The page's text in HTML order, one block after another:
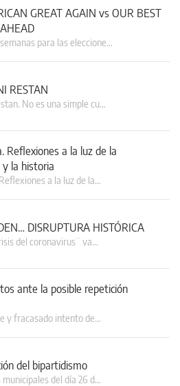
GREAT AGAIN vs OUR BEST
para las eleccione…
RESTAN
No es una simple cu…
Reflexiones a la luz de la
la historia
a la luz de la…
DISRUPTURA HISTÓRICA
del coronavirus¨ va…
ante la posible repetición
y fracasado intento de…
del bipartidismo
municipales del día 26 d…